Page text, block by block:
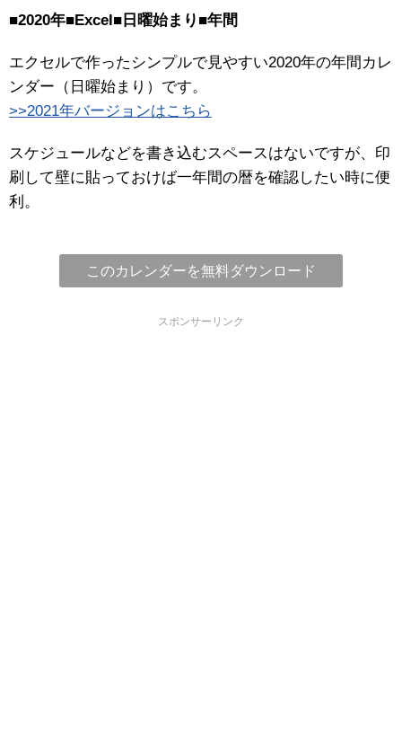
■2020年■Excel■日曜始まり■年間
エクセルで作ったシンプルで見やすい2020年の年間カレ
ンダー（日曜始まり）です。
>>2021年バージョンはこちら
スケジュールなどを書き込むスペースはないですが、印
刷して壁に貼っておけば一年間の暦を確認したい時に便
利。
このカレンダーを無料ダウンロード
スポンサーリンク